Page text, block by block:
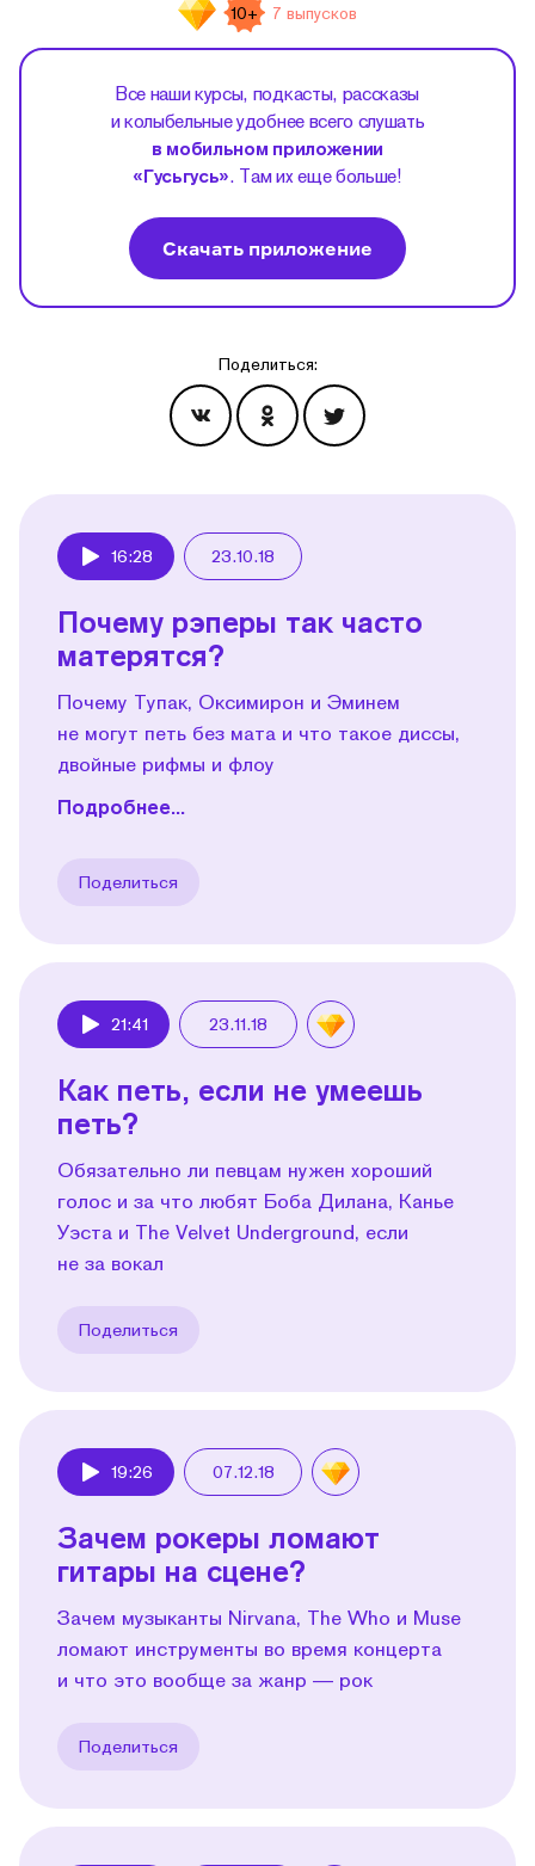
10+ 7 выпусков
Все наши курсы, подкасты, рассказы
и колыбельные удобнее всего слушать
в мобильном приложении
«Гусьгусь». Там их еще больше!
Скачать приложение
Поделиться:
16:28 23.10.18
Почему рэперы так часто
матерятся?
Почему Тупак, Оксимирон и Эминем
не могут петь без мата и что такое диссы,
двойные рифмы и флоу
Подробнее...
Поделиться
21:41 23.11.18
Как петь, если не умеешь
петь?
Обязательно ли певцам нужен хороший
голос и за что любят Боба Дилана, Канье
Уэста и The Velvet Underground, если
не за вокал
Поделиться
19:26 07.12.18
Зачем рокеры ломают
гитары на сцене?
Зачем музыканты Nirvana, The Who и Muse
ломают инструменты во время концерта
и что это вообще за жанр — рок
Поделиться